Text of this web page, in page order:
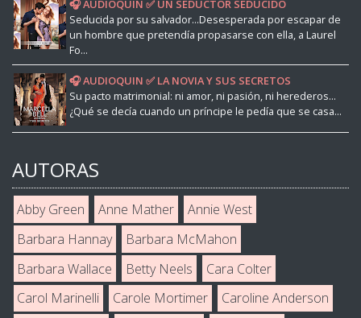
🎧 AUDIOQUIN ✅ UN SEDUCTOR SEDUCIDO
Seducida por su salvador...Desesperada por escapar de
un hombre que pretendía propasarse con ella, a Laurel
Fo...
🎧 AUDIOQUIN ✅ LA NOVIA Y SUS SECRETOS
Su pacto matrimonial: ni amor, ni pasión, ni herederos...
¿Qué se decía cuando un príncipe le pedía que se casa...
AUTORAS
Abby Green Anne Mather
Annie West
Barbara Hannay
Barbara McMahon
Barbara Wallace
Betty Neels
Cara Colter
Carol Marinelli
Carole Mortimer
Caroline Anderson